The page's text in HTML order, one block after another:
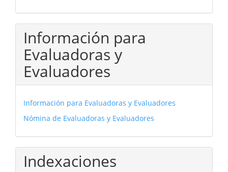
Información para
Evaluadoras y
Evaluadores
Información para Evaluadoras y Evaluadores
Nómina de Evaluadoras y Evaluadores
Indexaciones